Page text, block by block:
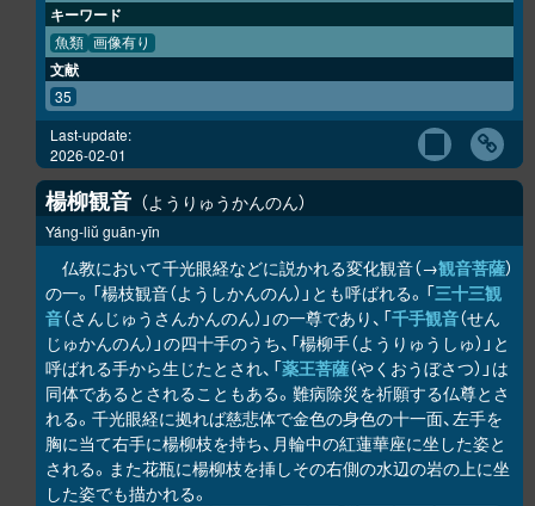
キーワード
魚類 画像有り
文献
35
Last-update:
2026-02-01
楊柳観音 ようりゅうかんのん
Yáng-liŭ guān-yīn
仏教において千光眼経などに説かれる変化観音（→観音菩薩）
の一。「楊枝観音（ようしかんのん）」とも呼ばれる。「三十三観
音（さんじゅうさんかんのん）」の一尊であり、「千手観音（せん
じゅかんのん）」の四十手のうち、「楊柳手（ようりゅうしゅ）」と
呼ばれる手から生じたとされ、「薬王菩薩（やくおうぼさつ）」は
同体であるとされることもある。難病除災を祈願する仏尊とさ
れる。千光眼経に拠れば慈悲体で金色の身色の十一面、左手を
胸に当て右手に楊柳枝を持ち、月輪中の紅蓮華座に坐した姿と
される。また花瓶に楊柳枝を挿しその右側の水辺の岩の上に坐
した姿でも描かれる。